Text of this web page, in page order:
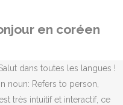
en coréen
dans toutes les langues !
noun: Refers to person,
très intuitif et interactif, ce